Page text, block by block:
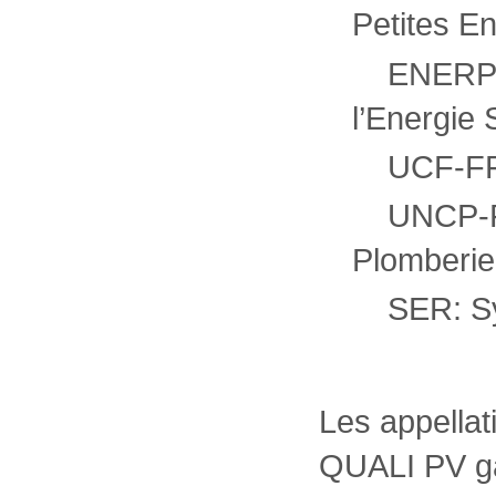
Petites
l’Energie
UCF-
UNCP-
Plomberie
SER:
Les
QUALI PV